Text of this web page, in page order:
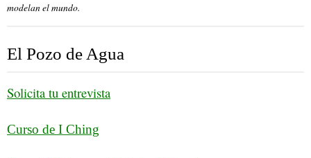
modelan el mundo.
El Pozo de Agua
Solicita tu entrevista
Curso de I Ching